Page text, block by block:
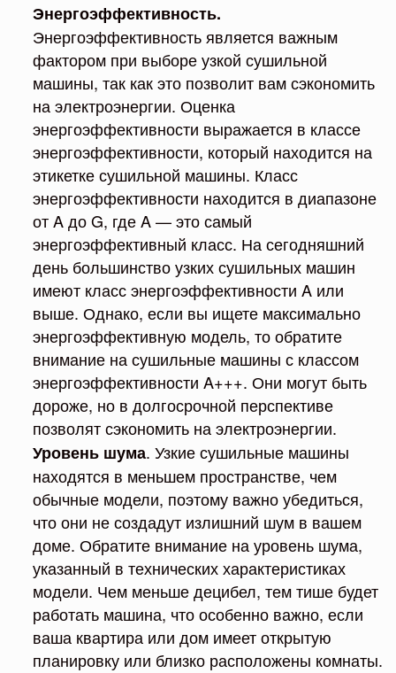
Энергоэффективность.
Энергоэффективность является важным
фактором при выборе узкой сушильной
машины, так как это позволит вам сэкономить
на электроэнергии. Оценка
энергоэффективности выражается в классе
энергоэффективности, который находится на
этикетке сушильной машины. Класс
энергоэффективности находится в диапазоне
от A до G, где A — это самый
энергоэффективный класс. На сегодняшний
день большинство узких сушильных машин
имеют класс энергоэффективности A или
выше. Однако, если вы ищете максимально
энергоэффективную модель, то обратите
внимание на сушильные машины с классом
энергоэффективности A+++. Они могут быть
дороже, но в долгосрочной перспективе
позволят сэкономить на электроэнергии.
Уровень шума. Узкие сушильные машины
находятся в меньшем пространстве, чем
обычные модели, поэтому важно убедиться,
что они не создадут излишний шум в вашем
доме. Обратите внимание на уровень шума,
указанный в технических характеристиках
модели. Чем меньше децибел, тем тише будет
работать машина, что особенно важно, если
ваша квартира или дом имеет открытую
планировку или близко расположены комнаты.